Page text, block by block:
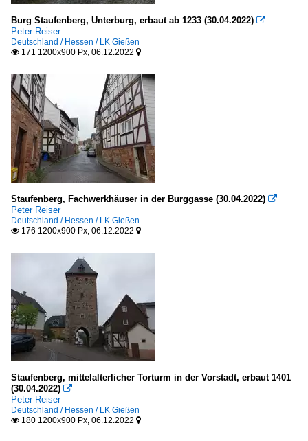
Burg Staufenberg, Unterburg, erbaut ab 1233 (30.04.2022) 
Peter Reiser
Deutschland / Hessen / LK Gießen
 171 1200x900 Px, 06.12.2022 
Staufenberg, Fachwerkhäuser in der Burggasse (30.04.2022) 
Peter Reiser
Deutschland / Hessen / LK Gießen
 176 1200x900 Px, 06.12.2022 
Staufenberg, mittelalterlicher Torturm in der Vorstadt, erbaut 1401
(30.04.2022) 
Peter Reiser
Deutschland / Hessen / LK Gießen
 180 1200x900 Px, 06.12.2022 